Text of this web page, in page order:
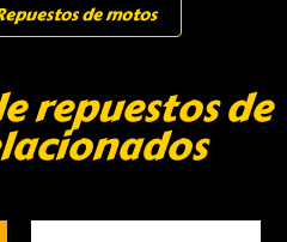
de motos
repuestos de